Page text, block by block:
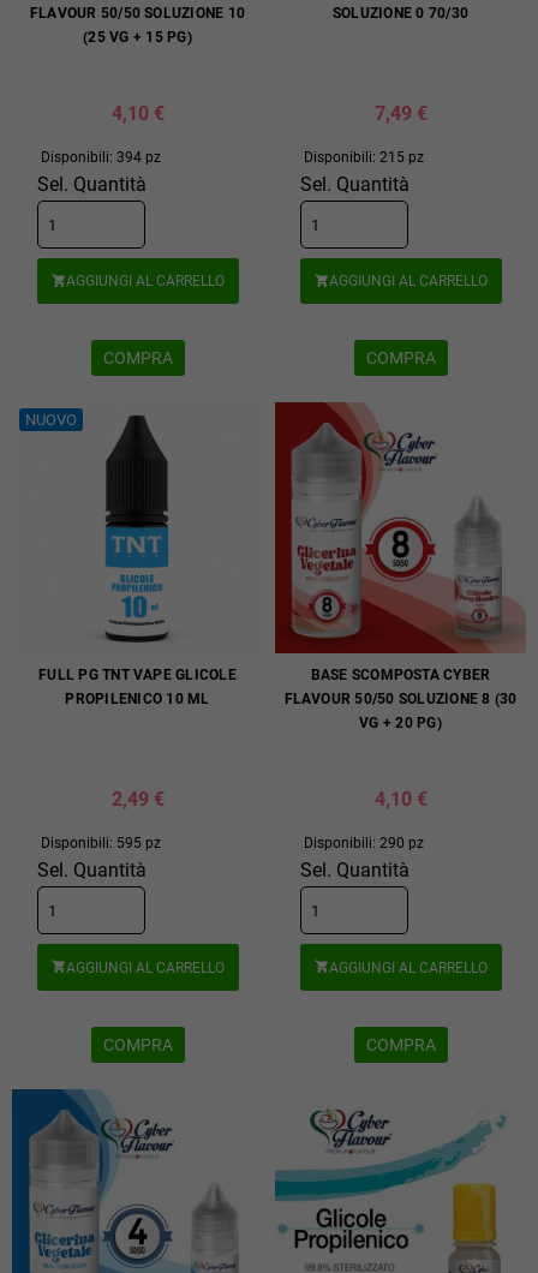
FLAVOUR 50/50 SOLUZIONE 10
(25 VG + 15 PG)
4,10 €
Disponibili: 394 pz
Sel. Quantità
AGGIUNGI AL CARRELLO
COMPRA
SOLUZIONE 0 70/30
7,49 €
Disponibili: 215 pz
Sel. Quantità
AGGIUNGI AL CARRELLO
COMPRA
NUOVO
FULL PG TNT VAPE GLICOLE
PROPILENICO 10 ML
2,49 €
Disponibili: 595 pz
Sel. Quantità
AGGIUNGI AL CARRELLO
COMPRA
BASE SCOMPOSTA CYBER
FLAVOUR 50/50 SOLUZIONE 8 (30
VG + 20 PG)
4,10 €
Disponibili: 290 pz
Sel. Quantità
AGGIUNGI AL CARRELLO
COMPRA